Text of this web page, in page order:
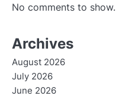
No comments to show.
Archives
August 2026
July 2026
June 2026